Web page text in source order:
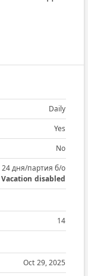
Daily
Yes
No
24 дня/партия б/о
Vacation disabled
14
Oct 29, 2025